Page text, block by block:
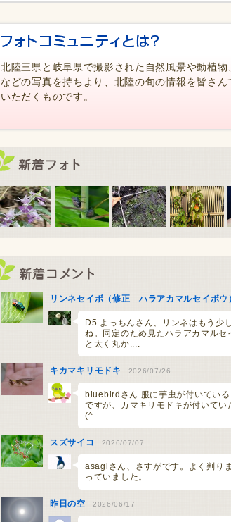
北陸三県と岐阜県で撮影された自然風景や動植物
などの写真を持ちより、北陸の旬の情報を皆さん
いただくものです。
リンネセイボ（修正 ハラアカマルセイボウ
D5 よっちんさん、リンネはもう少
ね。同定のため見たハラアカマルセ
と太く丸か....
キカマキリモドキ 2026/07/26
bluebirdさん 服に芋虫が付いてい
ですが、カマキリモドキが付いてい
(^....
スズサイコ 2026/07/07
asagiさん、さすがです。よく判り
っていました。
昨日の空 2026/06/17